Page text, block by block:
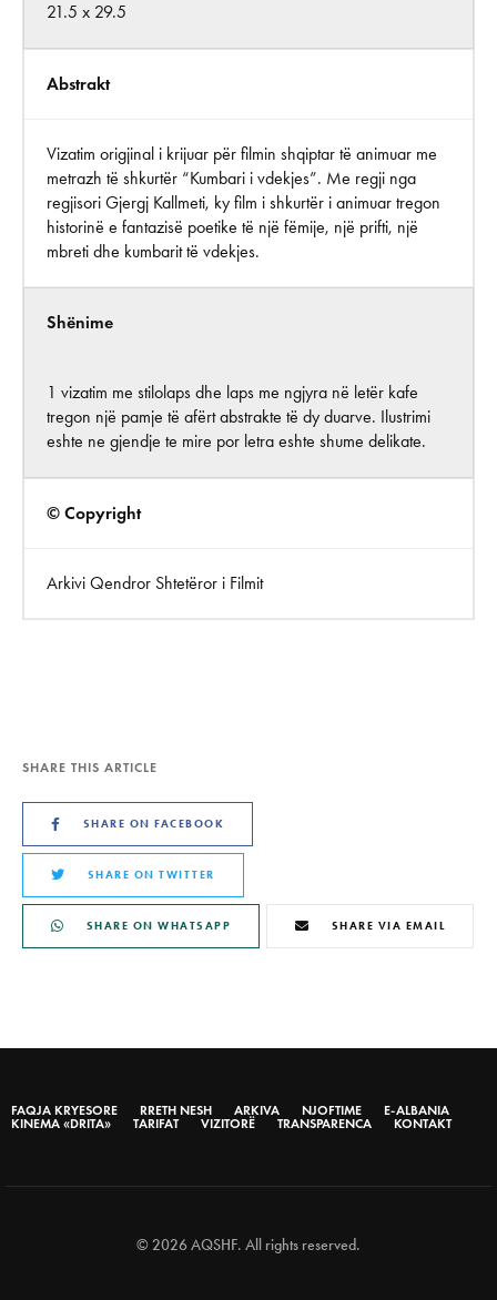
21.5 x 29.5
Abstrakt
Vizatim origjinal i krijuar për filmin shqiptar të animuar me
metrazh të shkurtër “Kumbari i vdekjes”. Me regji nga
regjisori Gjergj Kallmeti, ky film i shkurtër i animuar tregon
historinë e fantazisë poetike të një fëmije, një prifti, një
mbreti dhe kumbarit të vdekjes.
Shënime
1 vizatim me stilolaps dhe laps me ngjyra në letër kafe
tregon një pamje të afërt abstrakte të dy duarve. Ilustrimi
eshte ne gjendje te mire por letra eshte shume delikate.
© Copyright
Arkivi Qendror Shtetëror i Filmit
SHARE THIS ARTICLE
SHARE ON FACEBOOK
SHARE ON TWITTER
SHARE ON WHATSAPP SHARE VIA EMAIL
FAQJA KRYESORE RRETH NESH ARKIVA NJOFTIME
E-ALBANIA
KINEMA «DRITA»
TARIFAT VIZITORË TRANSPARENCA KONTAKT
© 2026 AQSHF. All rights reserved.